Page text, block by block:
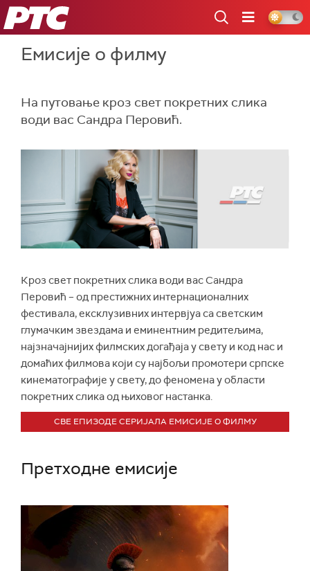
РТС
Емисије о филму
На путовање кроз свет покретних слика
води вас Сандра Перовић.
Кроз свет покретних слика води вас Сандра
Перовић – од престижних интернационалних
фестивала, ексклузивних интервјуа са светским
глумачким звездама и еминентним редитељима,
најзначајнијих филмских догађаја у свету и код нас и
домаћих филмова који су најбољи промотери српске
кинематографије у свету, до феномена у области
покретних слика од њиховог настанка.
СВЕ ЕПИЗОДЕ СЕРИЈАЛА ЕМИСИЈЕ О ФИЛМУ
Претходне емисије